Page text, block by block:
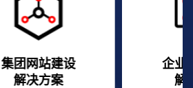
集团网站建设
解决方案
企业
解